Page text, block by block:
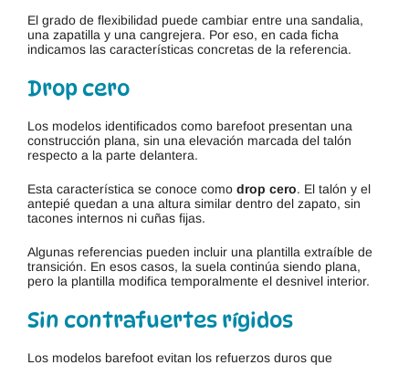
El grado de flexibilidad puede cambiar entre una sandalia,
una zapatilla y una cangrejera. Por eso, en cada ficha
indicamos las características concretas de la referencia.
Drop cero
Los modelos identificados como barefoot presentan una
construcción plana, sin una elevación marcada del talón
respecto a la parte delantera.
Esta característica se conoce como drop cero. El talón y el
antepié quedan a una altura similar dentro del zapato, sin
tacones internos ni cuñas fijas.
Algunas referencias pueden incluir una plantilla extraíble de
transición. En esos casos, la suela continúa siendo plana,
pero la plantilla modifica temporalmente el desnivel interior.
Sin contrafuertes rígidos
Los modelos barefoot evitan los refuerzos duros que